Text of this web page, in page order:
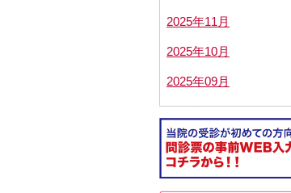
2025年11月
2025年10月
2025年09月
2025年08月
2025年07月
2025年05月